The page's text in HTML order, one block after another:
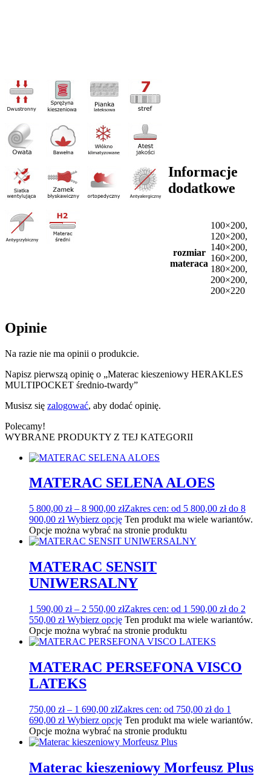
Informacje
dodatkowe
rozmiar
materaca
100×200,
120×200,
140×200,
160×200,
180×200,
200×200,
200×220
Opinie
Na razie nie ma opinii o produkcie.
Napisz pierwszą opinię o „Materac kieszeniowy HERAKLES
MULTIPOCKET średnio-twardy”
Musisz się zalogować, aby dodać opinię.
Polecamy!
WYBRANE PRODUKTY Z TEJ KATEGORII
MATERAC SELENA ALOES
5 800,00 zł – 8 900,00 złZakres cen: od 5 800,00 zł do 8
900,00 zł Wybierz opcję Ten produkt ma wiele wariantów.
Opcje można wybrać na stronie produktu
MATERAC SENSIT
UNIWERSALNY
1 590,00 zł – 2 550,00 złZakres cen: od 1 590,00 zł do 2
550,00 zł Wybierz opcję Ten produkt ma wiele wariantów.
Opcje można wybrać na stronie produktu
MATERAC PERSEFONA VISCO
LATEKS
750,00 zł – 1 690,00 złZakres cen: od 750,00 zł do 1
690,00 zł Wybierz opcję Ten produkt ma wiele wariantów.
Opcje można wybrać na stronie produktu
Materac kieszeniowy Morfeusz Plus